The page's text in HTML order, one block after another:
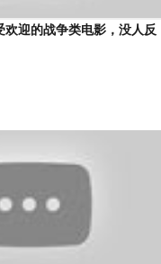
欢迎的战争类电影，没人反